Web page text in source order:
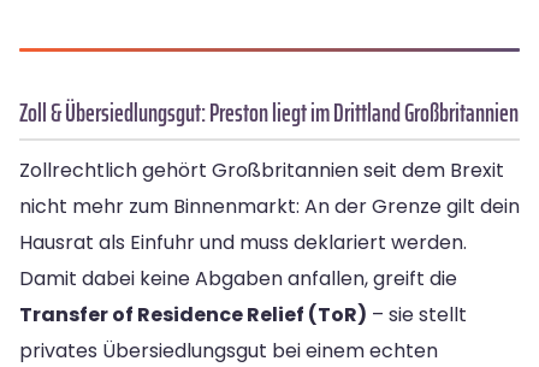
Zoll & Übersiedlungsgut: Preston liegt im Drittland Großbritannien
Zollrechtlich gehört Großbritannien seit dem Brexit
nicht mehr zum Binnenmarkt: An der Grenze gilt dein
Hausrat als Einfuhr und muss deklariert werden.
Damit dabei keine Abgaben anfallen, greift die
Transfer of Residence Relief (ToR) – sie stellt
privates Übersiedlungsgut bei einem echten